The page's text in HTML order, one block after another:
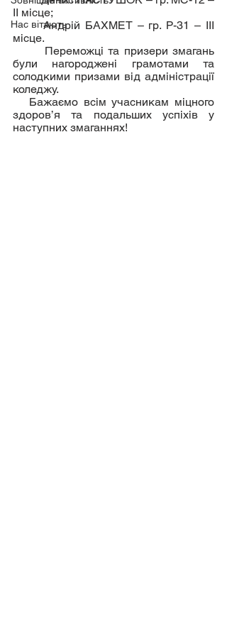
Нас вітають
ІІ місце;
	Андрій БАХМЕТ – гр. Р-31 – ІІІ
місце.
були нагороджені грамотами та
солодкими призами від адміністрації
коледжу.
здоров’я та подальших успіхів у
наступних змаганнях!